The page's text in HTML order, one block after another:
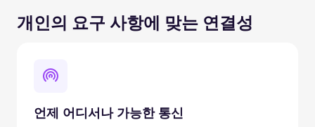
개인의 요구 사항에 맞는 연결성
언제 어디서나 가능한 통신